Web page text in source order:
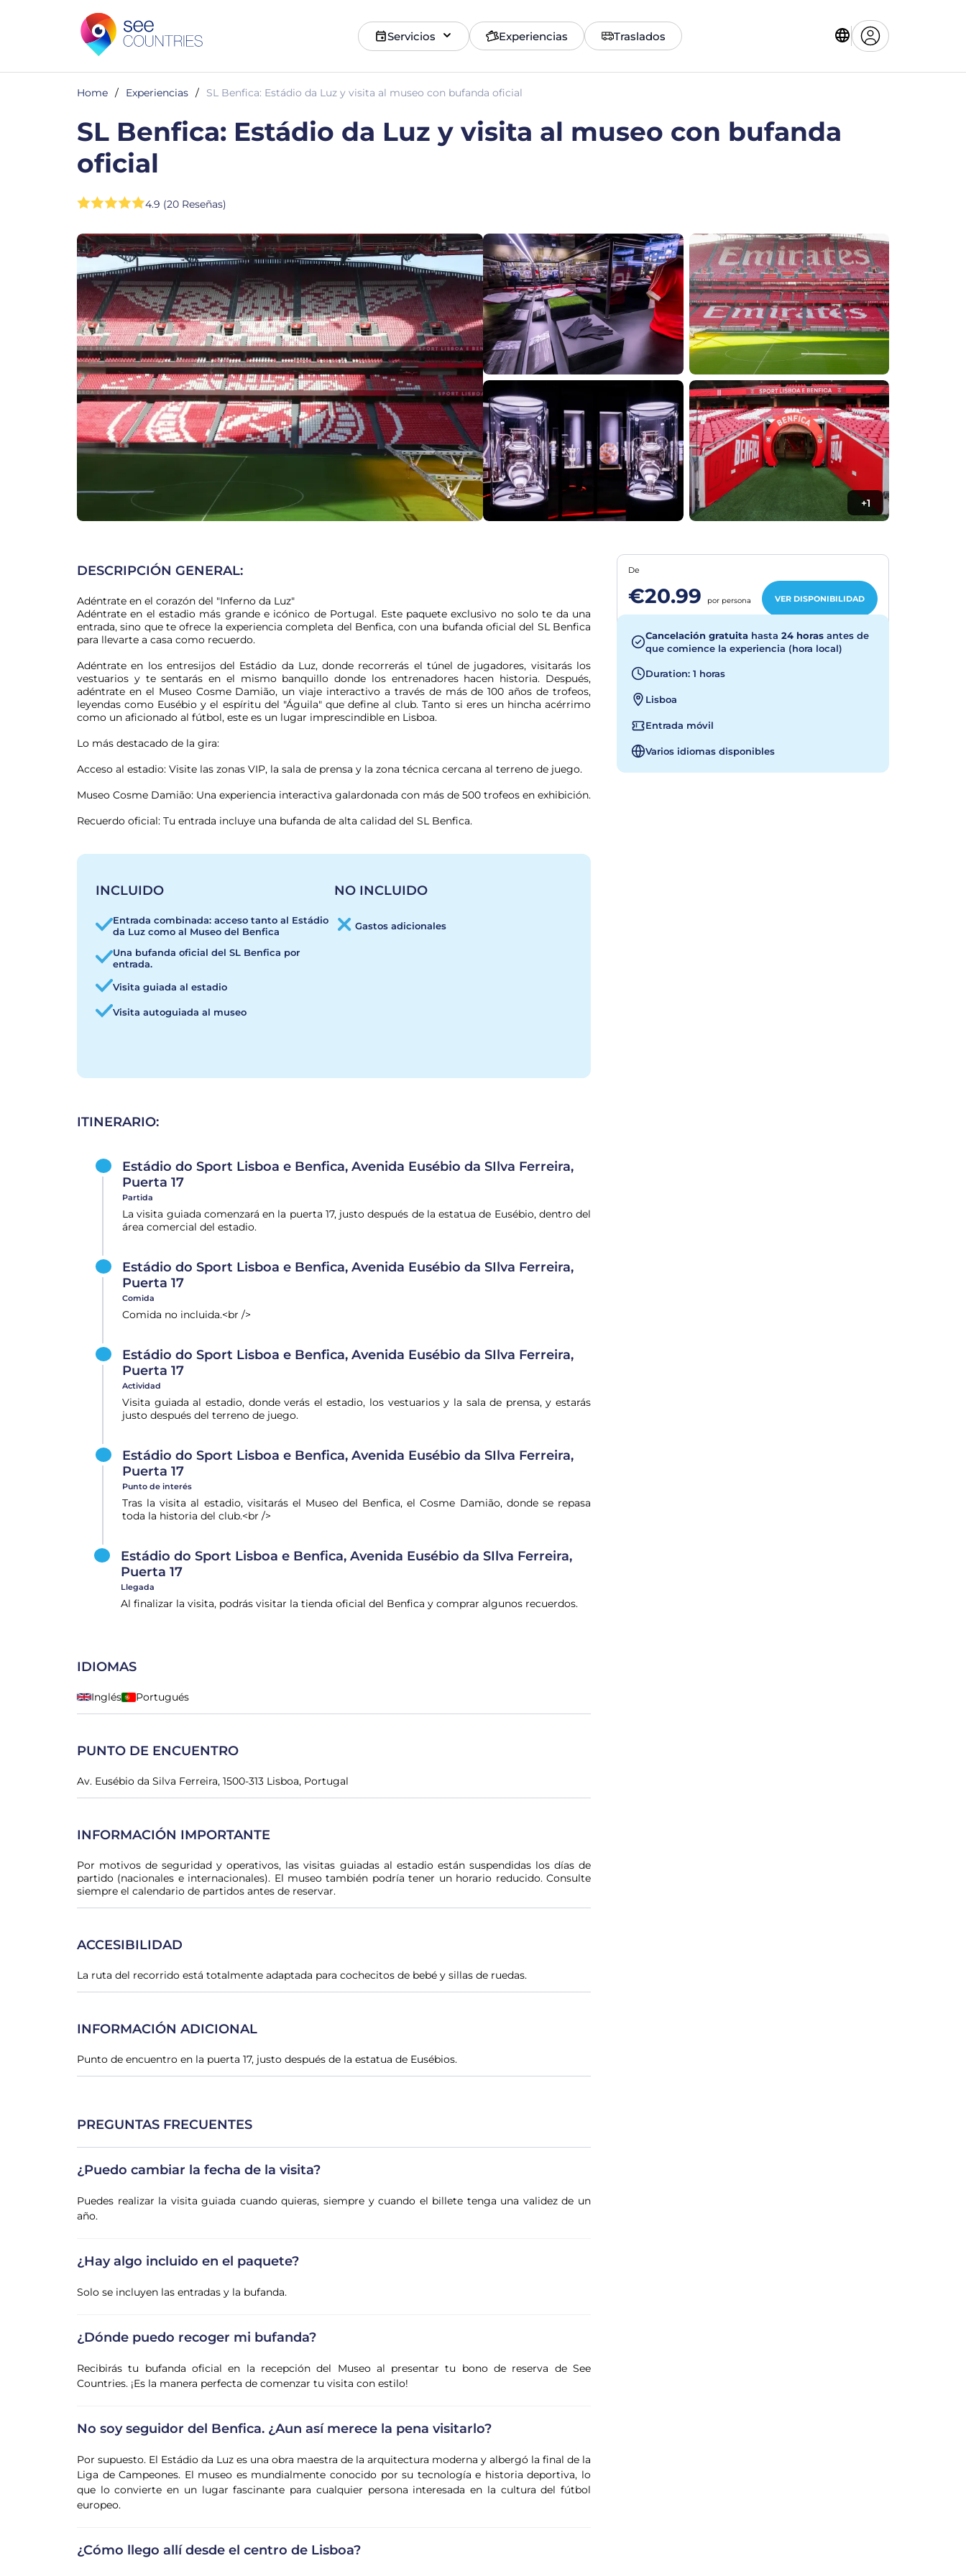
Servicios Experiencias Traslados
Home / Experiencias / SL Benfica: Estádio da Luz y visita al museo con bufanda oficial
SL Benfica: Estádio da Luz y visita al museo con bufanda
oficial
4.9 (20 Reseñas)
+1
DESCRIPCIÓN GENERAL:
Adéntrate en el corazón del "Inferno da Luz"
Adéntrate en el estadio más grande e icónico de Portugal. Este paquete exclusivo no solo te da una
entrada, sino que te ofrece la experiencia completa del Benfica, con una bufanda oficial del SL Benfica
para llevarte a casa como recuerdo.
Adéntrate en los entresijos del Estádio da Luz, donde recorrerás el túnel de jugadores, visitarás los
vestuarios y te sentarás en el mismo banquillo donde los entrenadores hacen historia. Después,
adéntrate en el Museo Cosme Damião, un viaje interactivo a través de más de 100 años de trofeos,
leyendas como Eusébio y el espíritu del "Águila" que define al club. Tanto si eres un hincha acérrimo
como un aficionado al fútbol, este es un lugar imprescindible en Lisboa.
Lo más destacado de la gira:
Acceso al estadio: Visite las zonas VIP, la sala de prensa y la zona técnica cercana al terreno de juego.
Museo Cosme Damião: Una experiencia interactiva galardonada con más de 500 trofeos en exhibición.
Recuerdo oficial: Tu entrada incluye una bufanda de alta calidad del SL Benfica.
INCLUIDO
Entrada combinada: acceso tanto al Estádio
da Luz como al Museo del Benfica
Una bufanda oficial del SL Benfica por
entrada.
Visita guiada al estadio
Visita autoguiada al museo
NO INCLUIDO
Gastos adicionales
ITINERARIO:
Estádio do Sport Lisboa e Benfica, Avenida Eusébio da SIlva Ferreira,
Puerta 17
Partida
La visita guiada comenzará en la puerta 17, justo después de la estatua de Eusébio, dentro del
área comercial del estadio.
Estádio do Sport Lisboa e Benfica, Avenida Eusébio da SIlva Ferreira,
Puerta 17
Comida
Comida no incluida.<br />
Estádio do Sport Lisboa e Benfica, Avenida Eusébio da SIlva Ferreira,
Puerta 17
Actividad
Visita guiada al estadio, donde verás el estadio, los vestuarios y la sala de prensa, y estarás
justo después del terreno de juego.
Estádio do Sport Lisboa e Benfica, Avenida Eusébio da SIlva Ferreira,
Puerta 17
Punto de interés
Tras la visita al estadio, visitarás el Museo del Benfica, el Cosme Damião, donde se repasa
toda la historia del club.<br />
Estádio do Sport Lisboa e Benfica, Avenida Eusébio da SIlva Ferreira,
Puerta 17
Llegada
Al finalizar la visita, podrás visitar la tienda oficial del Benfica y comprar algunos recuerdos.
IDIOMAS
Inglés Portugués
PUNTO DE ENCUENTRO
Av. Eusébio da Silva Ferreira, 1500-313 Lisboa, Portugal
INFORMACIÓN IMPORTANTE
Por motivos de seguridad y operativos, las visitas guiadas al estadio están suspendidas los días de
partido (nacionales e internacionales). El museo también podría tener un horario reducido. Consulte
siempre el calendario de partidos antes de reservar.
ACCESIBILIDAD
La ruta del recorrido está totalmente adaptada para cochecitos de bebé y sillas de ruedas.
INFORMACIÓN ADICIONAL
Punto de encuentro en la puerta 17, justo después de la estatua de Eusébios.
PREGUNTAS FRECUENTES
¿Puedo cambiar la fecha de la visita?
Puedes realizar la visita guiada cuando quieras, siempre y cuando el billete tenga una validez de un
año.
¿Hay algo incluido en el paquete?
Solo se incluyen las entradas y la bufanda.
¿Dónde puedo recoger mi bufanda?
Recibirás tu bufanda oficial en la recepción del Museo al presentar tu bono de reserva de See
Countries. ¡Es la manera perfecta de comenzar tu visita con estilo!
No soy seguidor del Benfica. ¿Aun así merece la pena visitarlo?
Por supuesto. El Estádio da Luz es una obra maestra de la arquitectura moderna y albergó la final de la
Liga de Campeones. El museo es mundialmente conocido por su tecnología e historia deportiva, lo
que lo convierte en un lugar fascinante para cualquier persona interesada en la cultura del fútbol
europeo.
¿Cómo llego allí desde el centro de Lisboa?
De
€20.99 por persona VER DISPONIBILIDAD
Cancelación gratuita hasta 24 horas antes de
que comience la experiencia (hora local)
Duration: 1 horas
Lisboa
Entrada móvil
Varios idiomas disponibles